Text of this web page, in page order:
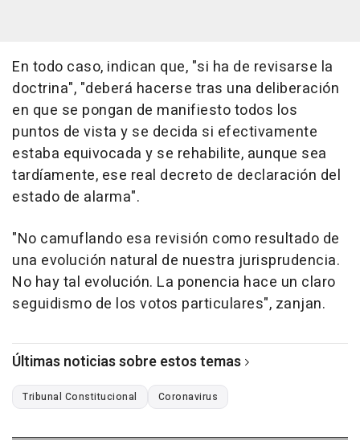
En todo caso, indican que, "si ha de revisarse la
doctrina", "deberá hacerse tras una deliberación
en que se pongan de manifiesto todos los
puntos de vista y se decida si efectivamente
estaba equivocada y se rehabilite, aunque sea
tardíamente, ese real decreto de declaración del
estado de alarma".
"No camuflando esa revisión como resultado de
una evolución natural de nuestra jurisprudencia.
No hay tal evolución. La ponencia hace un claro
seguidismo de los votos particulares", zanjan.
Últimas noticias sobre estos temas
Tribunal Constitucional Coronavirus